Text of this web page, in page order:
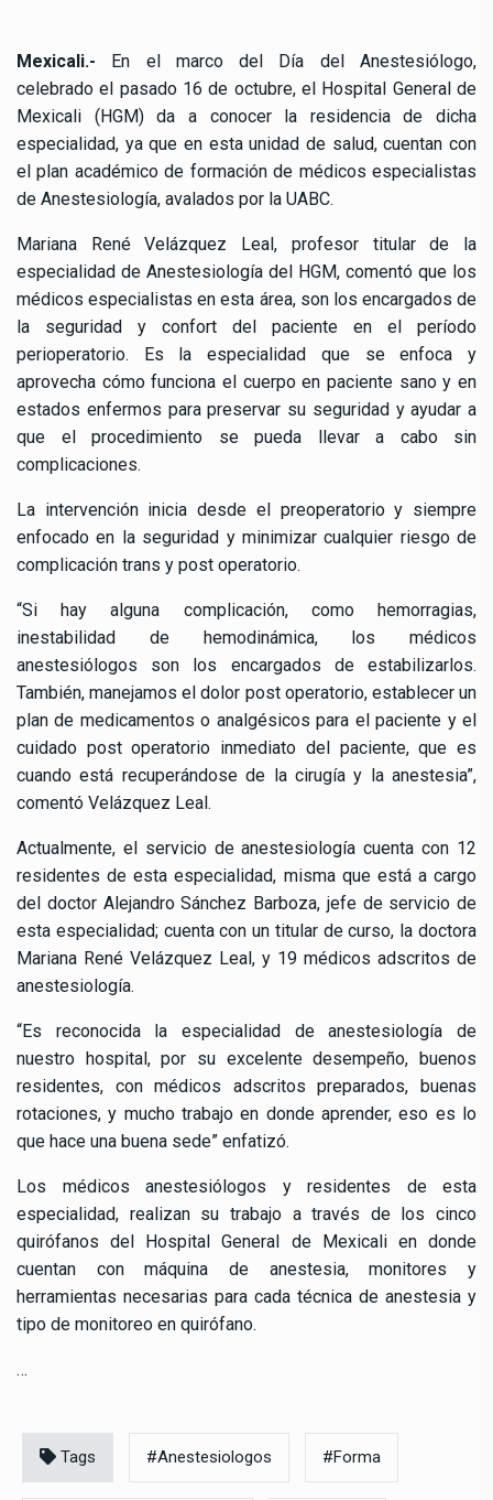
Mexicali.- En el marco del Día del Anestesiólogo,
celebrado el pasado 16 de octubre, el Hospital General de
Mexicali (HGM) da a conocer la residencia de dicha
especialidad, ya que en esta unidad de salud, cuentan con
el plan académico de formación de médicos especialistas
de Anestesiología, avalados por la UABC.
Mariana René Velázquez Leal, profesor titular de la
especialidad de Anestesiología del HGM, comentó que los
médicos especialistas en esta área, son los encargados de
la seguridad y confort del paciente en el período
perioperatorio. Es la especialidad que se enfoca y
aprovecha cómo funciona el cuerpo en paciente sano y en
estados enfermos para preservar su seguridad y ayudar a
que el procedimiento se pueda llevar a cabo sin
complicaciones.
La intervención inicia desde el preoperatorio y siempre
enfocado en la seguridad y minimizar cualquier riesgo de
complicación trans y post operatorio.
“Si hay alguna complicación, como hemorragias,
inestabilidad de hemodinámica, los médicos
anestesiólogos son los encargados de estabilizarlos.
También, manejamos el dolor post operatorio, establecer un
plan de medicamentos o analgésicos para el paciente y el
cuidado post operatorio inmediato del paciente, que es
cuando está recuperándose de la cirugía y la anestesia”,
comentó Velázquez Leal.
Actualmente, el servicio de anestesiología cuenta con 12
residentes de esta especialidad, misma que está a cargo
del doctor Alejandro Sánchez Barboza, jefe de servicio de
esta especialidad; cuenta con un titular de curso, la doctora
Mariana René Velázquez Leal, y 19 médicos adscritos de
anestesiología.
“Es reconocida la especialidad de anestesiología de
nuestro hospital, por su excelente desempeño, buenos
residentes, con médicos adscritos preparados, buenas
rotaciones, y mucho trabajo en donde aprender, eso es lo
que hace una buena sede” enfatizó.
Los médicos anestesiólogos y residentes de esta
especialidad, realizan su trabajo a través de los cinco
quirófanos del Hospital General de Mexicali en donde
cuentan con máquina de anestesia, monitores y
herramientas necesarias para cada técnica de anestesia y
tipo de monitoreo en quirófano.
…
Tags #Anestesiologos #Forma